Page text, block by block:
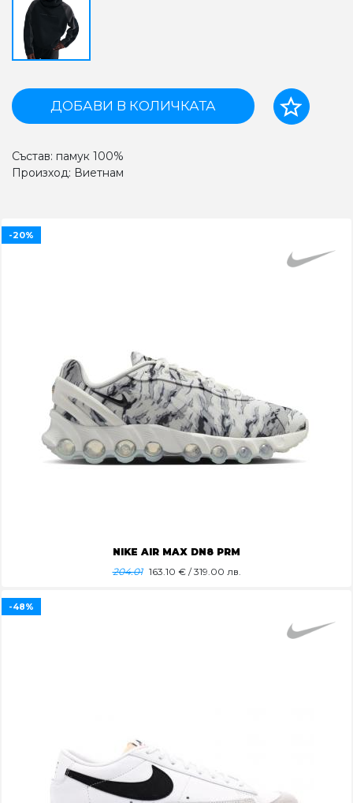
ДОБАВИ В КОЛИЧКАТА
Състав: памук 100%
Произход: Виетнам
NIKE AIR MAX DN8 PRM
204.01 163.10 € / 319.00 лв.
-20%
-48%